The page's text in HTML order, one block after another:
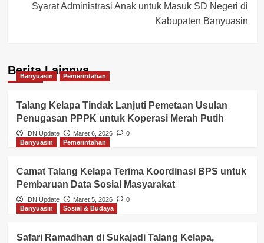
Syarat Administrasi Anak untuk Masuk SD Negeri di
Kabupaten Banyuasin
Berita Lainnya
Banyuasin Pemerintahan
Talang Kelapa Tindak Lanjuti Pemetaan Usulan
Penugasan PPPK untuk Koperasi Merah Putih
IDN Update Maret 6, 2026
0
Banyuasin
Pemerintahan
Camat Talang Kelapa Terima Koordinasi BPS untuk
Pembaruan Data Sosial Masyarakat
IDN Update Maret 5, 2026
0
Banyuasin
Sosial & Budaya
Safari Ramadhan di Sukajadi Talang Kelapa,